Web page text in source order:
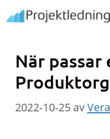
Hoppa
till
När passar
2022-10-25 av